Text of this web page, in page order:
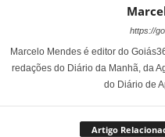
https://
Marcelo Mendes é editor do
redações do Diário da Manhã, da
do Diário de
Artigo